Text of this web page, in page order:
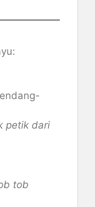
petik dari
tob